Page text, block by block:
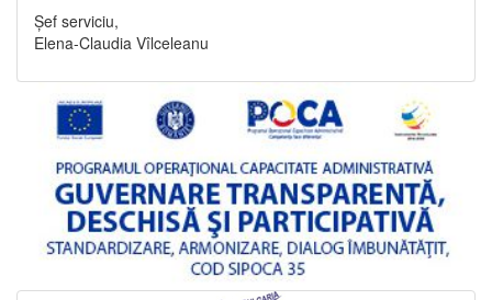
Șef serviciu,
Elena-Claudia Vîlceleanu